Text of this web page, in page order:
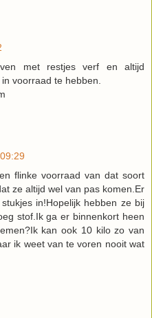
met restjes verf en altijd
voorraad te hebben.
flinke voorraad van dat soort
ze altijd wel van pas komen.Er
in!Hopelijk hebben ze bij
stof.Ik ga er binnenkort heen
kan ook 10 kilo zo van
ik weet van te voren nooit wat